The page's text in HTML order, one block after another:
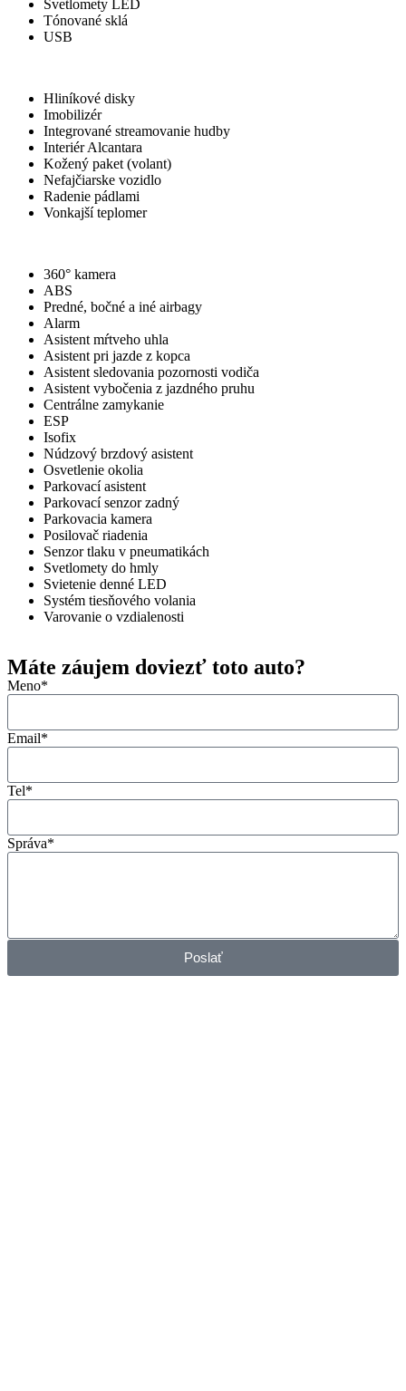
Svetlomety LED
Tónované sklá
USB
Hliníkové disky
Imobilizér
Integrované streamovanie hudby
Interiér Alcantara
Kožený paket (volant)
Nefajčiarske vozidlo
Radenie pádlami
Vonkajší teplomer
360° kamera
ABS
Predné, bočné a iné airbagy
Alarm
Asistent mŕtveho uhla
Asistent pri jazde z kopca
Asistent sledovania pozornosti vodiča
Asistent vybočenia z jazdného pruhu
Centrálne zamykanie
ESP
Isofix
Núdzový brzdový asistent
Osvetlenie okolia
Parkovací asistent
Parkovací senzor zadný
Parkovacia kamera
Posilovač riadenia
Senzor tlaku v pneumatikách
Svetlomety do hmly
Svietenie denné LED
Systém tiesňového volania
Varovanie o vzdialenosti
Máte záujem doviezť toto auto?
Meno*
Email*
Tel*
Správa*
Poslať